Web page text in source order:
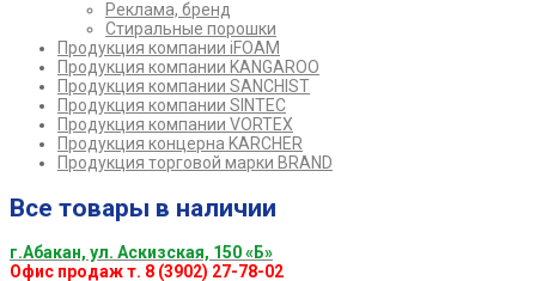
Реклама, бренд
Стиральные порошки
Продукция компании iFOAM
Продукция компании KANGAROO
Продукция компании SANCHIST
Продукция компании SINTEC
Продукция компании VORTEX
Продукция концерна KARCHER
Продукция торговой марки BRAND
Все товары в наличии
г.Абакан, ул. Аскизская, 150 «Б»
Офис продаж т. 8 (3902) 27-78-02